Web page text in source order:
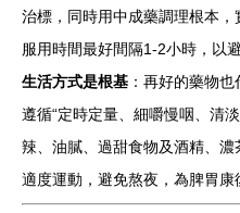
治標，同時用中成藥調理根本
服用時間最好間隔1-2小時，以
生活方式是根基 ：再好的藥物
遵循“定時定量、細嚼慢咽、清
辣、油膩、過甜食物及酒精、濃
適度運動，避免熬夜，為脾胃康